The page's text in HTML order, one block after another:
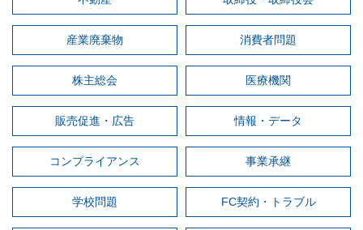
産業廃棄物 消費者問題
株主総会 医療機関
販売促進・広告 情報・データ
コンプライアンス 事業承継
学校問題 FC契約・トラブル